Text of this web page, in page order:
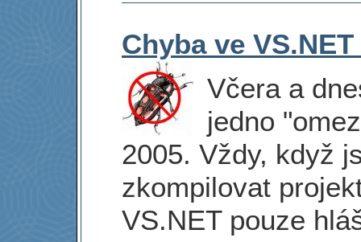
Chyba ve VS.NET
Včera a
jedno
2005. Vždy, když
zkompilovat
VS.NET pouze